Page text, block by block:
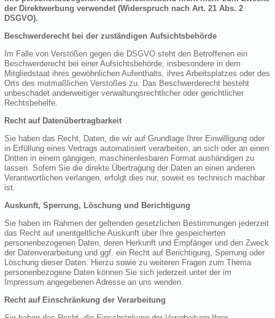
der Direktwerbung verwendet (Widerspruch nach Art. 21 Abs. 2
DSGVO).
Beschwerderecht bei der zuständigen Aufsichtsbehörde
Im Falle von Verstößen gegen die DSGVO steht den Betroffenen ein
Beschwerderecht bei einer Aufsichtsbehörde, insbesondere in dem
Mitgliedstaat ihres gewöhnlichen Aufenthalts, ihres Arbeitsplatzes oder des
Orts des mutmaßlichen Verstoßes zu. Das Beschwerderecht besteht
unbeschadet anderweitiger verwaltungsrechtlicher oder gerichtlicher
Rechtsbehelfe.
Recht auf Datenübertragbarkeit
Sie haben das Recht, Daten, die wir auf Grundlage Ihrer Einwilligung oder
in Erfüllung eines Vertrags automatisiert verarbeiten, an sich oder an einen
Dritten in einem gängigen, maschinenlesbaren Format aushändigen zu
lassen. Sofern Sie die direkte Übertragung der Daten an einen anderen
Verantwortlichen verlangen, erfolgt dies nur, soweit es technisch machbar
ist.
Auskunft, Sperrung, Löschung und Berichtigung
Sie haben im Rahmen der geltenden gesetzlichen Bestimmungen jederzeit
das Recht auf unentgeltliche Auskunft über Ihre gespeicherten
personenbezogenen Daten, deren Herkunft und Empfänger und den Zweck
der Datenverarbeitung und ggf. ein Recht auf Berichtigung, Sperrung oder
Löschung dieser Daten. Hierzu sowie zu weiteren Fragen zum Thema
personenbezogene Daten können Sie sich jederzeit unter der im
Impressum angegebenen Adresse an uns wenden.
Recht auf Einschränkung der Verarbeitung